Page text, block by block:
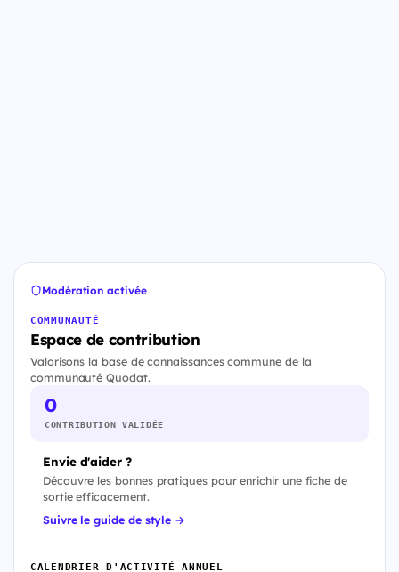
Modération activée
COMMUNAUTÉ
Espace de contribution
Valorisons la base de connaissances commune de la
communauté Quodat.
0
CONTRIBUTION VALIDÉE
Envie d'aider ?
Découvre les bonnes pratiques pour enrichir une fiche de
sortie efficacement.
Suivre le guide de style →
CALENDRIER D'ACTIVITÉ ANNUEL